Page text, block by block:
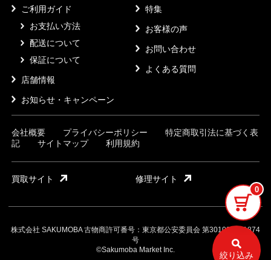
0
絞り込み
ご利用ガイド
お支払い方法
配送について
保証について
店舗情報
お知らせ・キャンペーン
特集
お客様の声
お問い合わせ
よくある質問
会社概要 プライバシーポリシー
特定商取引法に基づく表
記
サイトマップ 利用規約
買取サイト 修理サイト
株式会社 SAKUMOBA 古物商許可番号：東京都公安委員会 第301032121874
号
©Sakumoba Market Inc.